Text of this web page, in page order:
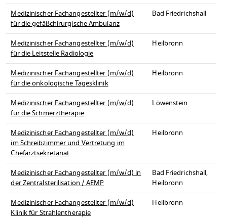
Medizinischer Fachangestellter (m/w/d)
für die gefäßchirurgische Ambulanz
Bad Friedrichshall
Medizinischer Fachangestellter (m/w/d)
für die Leitstelle Radiologie
Heilbronn
Medizinischer Fachangestellter (m/w/d)
für die onkologische Tagesklinik
Heilbronn
Medizinischer Fachangestellter (m/w/d)
für die Schmerztherapie
Löwenstein
Medizinischer Fachangestellter (m/w/d)
im Schreibzimmer und Vertretung im
Chefarztsekretariat
Heilbronn
Medizinischer Fachangestellter (m/w/d) in
der Zentralsterilisation / AEMP
Bad Friedrichshall,
Heilbronn
Medizinischer Fachangestellter (m/w/d)
Klinik für Strahlentherapie
Heilbronn